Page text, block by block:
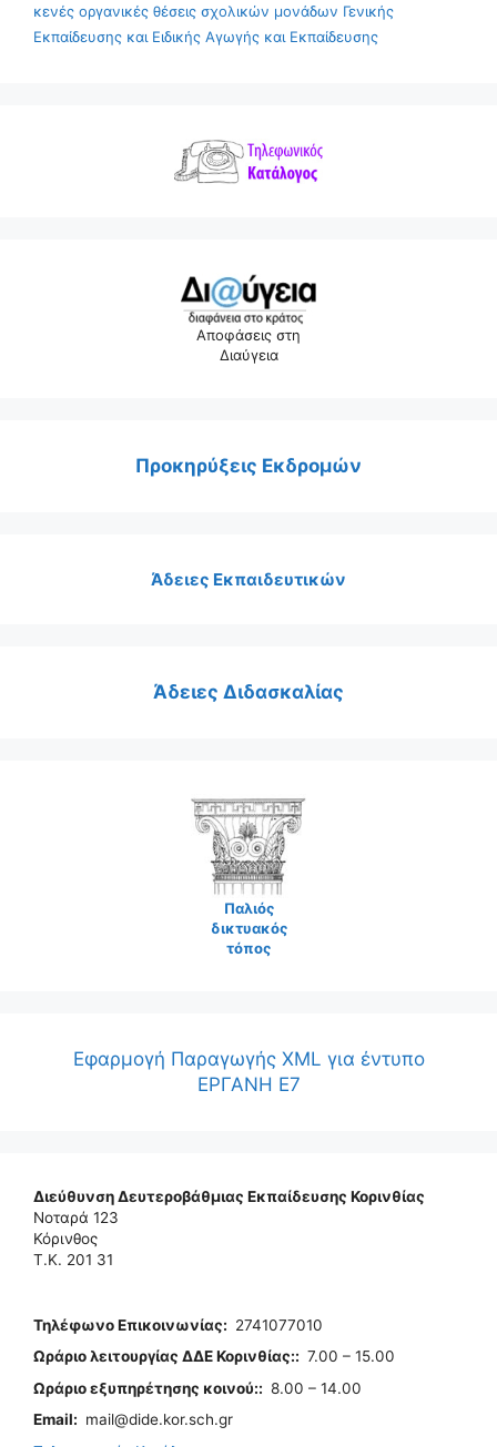
κενές οργανικές θέσεις σχολικών μονάδων Γενικής
Εκπαίδευσης και Ειδικής Αγωγής και Εκπαίδευσης
Αποφάσεις στη
Διαύγεια
Προκηρύξεις Εκδρομών
Άδειες Εκπαιδευτικών
Άδειες Διδασκαλίας
Παλιός
δικτυακός
τόπος
Εφαρμογή Παραγωγής XML για έντυπο
ΕΡΓΑΝΗ Ε7
Διεύθυνση Δευτεροβάθμιας Εκπαίδευσης Κορινθίας
Νοταρά 123
Κόρινθος
Τ.Κ. 201 31
Τηλέφωνo Επικοινωνίας: 2741077010
Ωράριο λειτουργίας ΔΔΕ Κορινθίας:: 7.00 – 15.00
Ωράριο εξυπηρέτησης κοινού:: 8.00 – 14.00
Email: mail@dide.kor.sch.gr